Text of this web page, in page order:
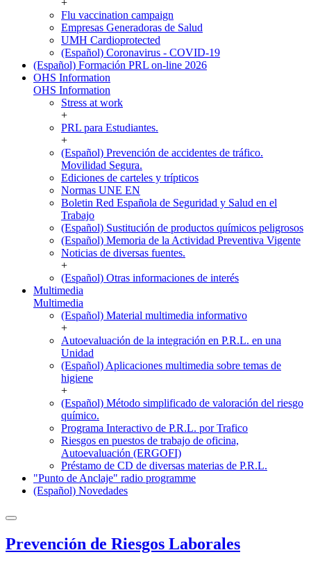
+
Flu vaccination campaign
Empresas Generadoras de Salud
UMH Cardioprotected
(Español) Coronavirus - COVID-19
(Español) Formación PRL on-line 2026
OHS Information
OHS Information
Stress at work
+
PRL para Estudiantes.
+
(Español) Prevención de accidentes de tráfico.
Movilidad Segura.
Ediciones de carteles y trípticos
Normas UNE EN
Boletin Red Española de Seguridad y Salud en el
Trabajo
(Español) Sustitución de productos químicos peligrosos
(Español) Memoria de la Actividad Preventiva Vigente
Noticias de diversas fuentes.
+
(Español) Otras informaciones de interés
Multimedia
Multimedia
(Español) Material multimedia informativo
+
Autoevaluación de la integración en P.R.L. en una
Unidad
(Español) Aplicaciones multimedia sobre temas de
higiene
+
(Español) Método simplificado de valoración del riesgo
químico.
Programa Interactivo de P.R.L. por Trafico
Riesgos en puestos de trabajo de oficina,
Autoevaluación (ERGOFI)
Préstamo de CD de diversas materias de P.R.L.
"Punto de Anclaje" radio programme
(Español) Novedades
Prevención de Riesgos Laborales